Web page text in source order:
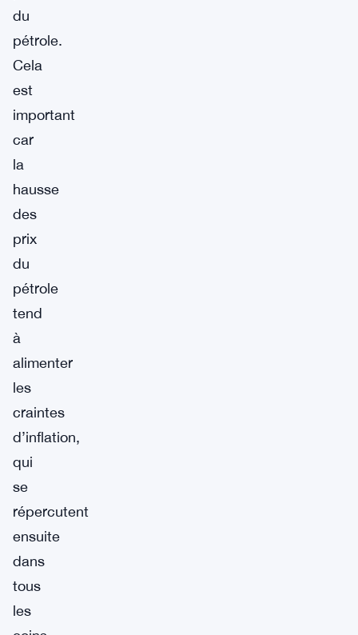
du
pétrole.
Cela
est
important
car
la
hausse
des
prix
du
pétrole
tend
à
alimenter
les
craintes
d’inflation,
qui
se
répercutent
ensuite
dans
tous
les